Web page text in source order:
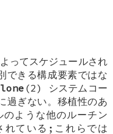
ってスケジュールされ
できる構成要素ではな
(2) システムコー
過ぎない。移植性のあ
ような他のルーチン
ている;これらでは